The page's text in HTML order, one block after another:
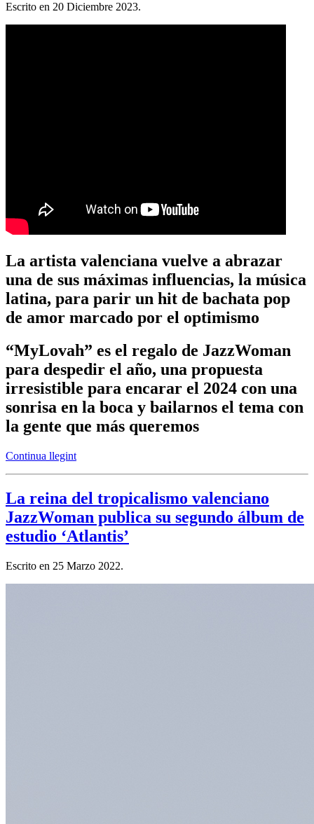
Escrito en 20 Diciembre 2023.
La artista valenciana vuelve a abrazar
una de sus máximas influencias, la música
latina, para parir un hit de bachata pop
de amor marcado por el optimismo
“MyLovah” es el regalo de JazzWoman
para despedir el año, una propuesta
irresistible para encarar el 2024 con una
sonrisa en la boca y bailarnos el tema con
la gente que más queremos
Continua llegint
La reina del tropicalismo valenciano
JazzWoman publica su segundo álbum de
estudio ‘Atlantis’
Escrito en 25 Marzo 2022.